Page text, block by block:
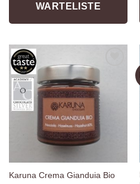
WARTELISTE
Wunschliste
hinzufügen
Karuna Crema Gianduia Bio